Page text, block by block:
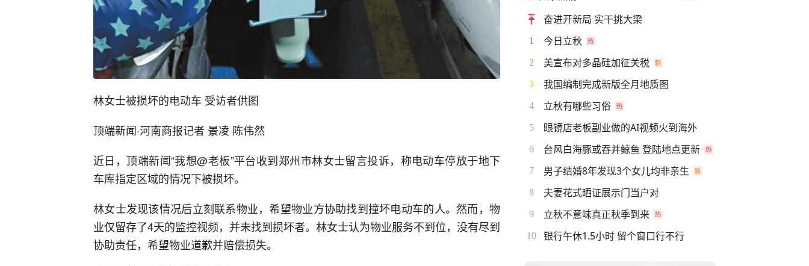
林女士被损坏的电动车 受访者供图
顶端新闻·河南商报记者 景凌 陈伟然
近日，顶端新闻“我想@老板”平台收到郑州市林女士留言投诉，称电动车停放于地下
车库指定区域的情况下被损坏。
林女士发现该情况后立刻联系物业，希望物业方协助找到撞坏电动车的人。然而，物
业仅留存了4天的监控视频，并未找到损坏者。林女士认为物业服务不到位，没有尽到
协助责任，希望物业道歉并赔偿损失。
奋进开新局 实干挑大梁
1 今日立秋
2 美宣布对多晶硅加征关税
3 我国编制完成新版全月地质图
4 立秋有哪些习俗
5 眼镜店老板副业做的AI视频火到海外
6 台风白海豚或吞并鲸鱼 登陆地点更新
7 男子结婚8年发现3个女儿均非亲生
8 夫妻花式晒证展示门当户对
9 立秋不意味真正秋季到来
10 银行午休1.5小时 留个窗口行不行